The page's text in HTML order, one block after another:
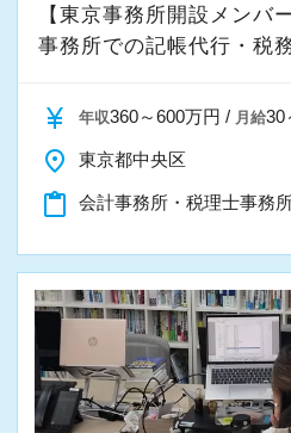
【東京事務所開設メンバ
事務所での記帳代行・税
currency_yen 年収360～600万円 / 月給30
place 東京都中央区
content_paste 会計事務所・税理士事務